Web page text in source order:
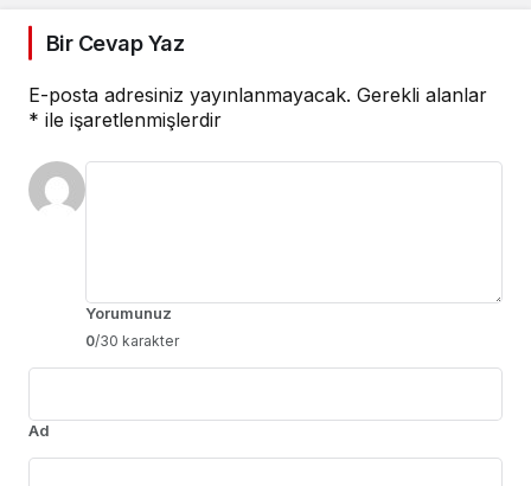
Bir Cevap Yaz
E-posta adresiniz yayınlanmayacak. Gerekli alanlar
* ile işaretlenmişlerdir
Yorumunuz
0/30 karakter
Ad